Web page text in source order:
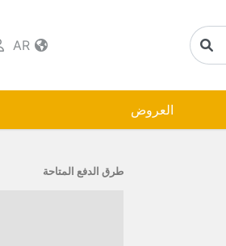
العروض
طرق الدفع المتاحة